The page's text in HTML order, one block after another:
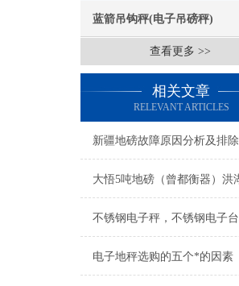
蓝箭吊钩秤(电子吊磅秤)
查看更多 >>
相关文章
RELEVANT ARTICLES
新疆地磅故障原因分析及排除
电子地秤选购的五个*的因素